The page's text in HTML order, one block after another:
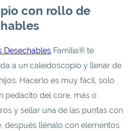
con rollo de
Desechables Familia® te
a un caleidoscopio y llenar de
Hacerlo es muy fácil, solo
pedacito del core, más o
y sellar una de las puntas con
después llénalo con elementos